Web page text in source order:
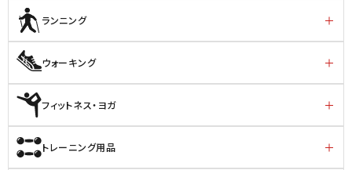
ランニング
ウォーキング
フィットネス・ヨガ
トレーニング用品